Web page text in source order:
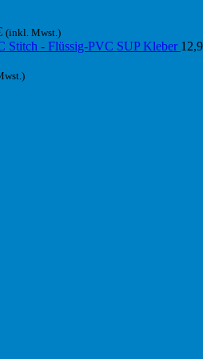
(inkl. Mwst.)
Stitch - Flüssig-PVC SUP Kleber